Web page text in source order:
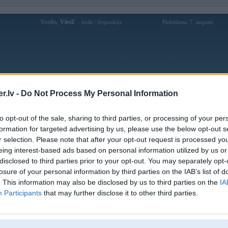
- Do Not Process My Personal Information
opt-out of the sale, sharing to third parties, or processing of your
for targeted advertising by us, please use the below opt-out
selection. Please note that after your opt-out request is processed
interest-based ads based on personal information utilized by us
to third parties prior to your opt-out. You may separately
of your personal information by third parties on the IAB’s list of
This information may also be disclosed by us to third parties on the
Participants that may further disclose it to other third parties.
Sveiks, Viesi! Ienākt Reģistrācija Piektdiena, 7. augusts
Forums Galerijas Reģistrācija Lietotāji
Lietotāja hk79org profils
Lietotājvārds:
hk79org
Ziņojumi forumā:
0
Pēdējie ziņojumi forumā